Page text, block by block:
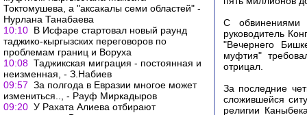
Токтомушева, а "аксакалы семи областей" -
Нурлана Танабаева
10:10 В Исфаре стартовал новый раунд
таджико-кыргызских переговоров по
проблемам границ и Воруха
10:08 Таджикская миграция - постоянная и
неизменная, - З.Набиев
09:57 За полгода в Евразии многое может
измениться.., - Рауф Миркадыров
09:20 У Рахата Алиева отбирают
С обвинениями
руководитель
"Вечернего
муфтия"
отрицал.
За последние
сложившейся
религии